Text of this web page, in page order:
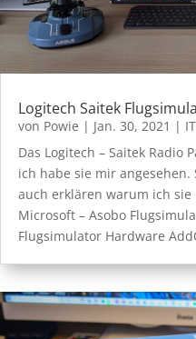
Logitech Saitek
von Powie | Jan. 30, 2021 | IT
Das Logitech – Saitek Radio
ich habe sie mir
auch erklären warum ich
Microsoft – Asobo
Flugsimulator Hardware